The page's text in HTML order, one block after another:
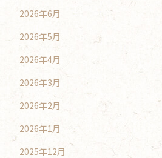
2026年6月
2026年5月
2026年4月
2026年3月
2026年2月
2026年1月
2025年12月